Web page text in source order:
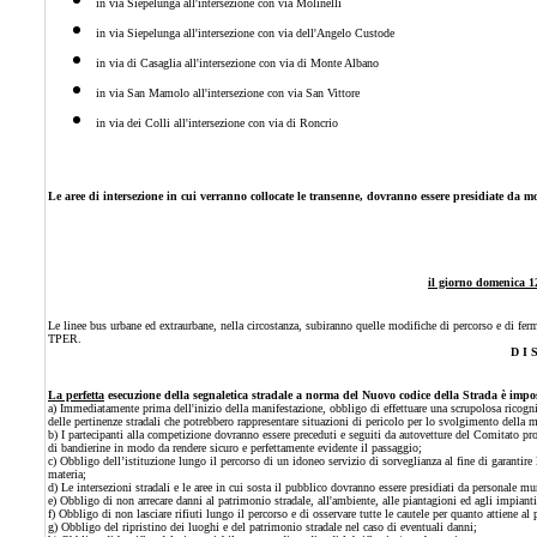
in via Siepelunga all'intersezione con via Molinelli
in via Siepelunga all'intersezione con via dell'Angelo Custode
in via di Casaglia all'intersezione con via di Monte Albano
in via San Mamolo all'intersezione con via San Vittore
in via dei Colli all'intersezione con via di Roncrio
Le aree di intersezione in cui verranno collocate le transenne, dovranno essere presidiate
il giorno domenica
Le linee bus urbane ed extraurbane, nella circostanza, subiranno quelle modifiche di percorso e di
TPER.
D I
La perfetta esecuzione della segnaletica stradale a norma del Nuovo codice della Strada è
a) Immediatamente prima dell'inizio della manifestazione, obbligo di effettuare una scrupolosa
delle pertinenze stradali che potrebbero rappresentare situazioni di pericolo per lo svolgimento della
b) I partecipanti alla competizione dovranno essere preceduti e seguiti da autovetture del Comitato
di bandierine in modo da rendere sicuro e perfettamente evidente il passaggio;
c) Obbligo dell’istituzione lungo il percorso di un idoneo servizio di sorveglianza al fine di
materia;
d) Le intersezioni stradali e le aree in cui sosta il pubblico dovranno essere presidiati da
e) Obbligo di non arrecare danni al patrimonio stradale, all'ambiente, alle piantagioni ed agli
f) Obbligo di non lasciare rifiuti lungo il percorso e di osservare tutte le cautele per quanto attiene al
g) Obbligo del ripristino dei luoghi e del patrimonio stradale nel caso di eventuali danni;